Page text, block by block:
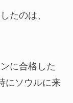
たのは、
に合格した
にソウルに来